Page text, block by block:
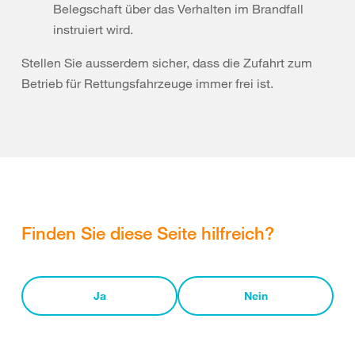
Belegschaft über das Verhalten im Brandfall
instruiert wird.
Stellen Sie ausserdem sicher, dass die Zufahrt zum
Betrieb für Rettungsfahrzeuge immer frei ist.
Finden Sie diese Seite hilfreich?
Ja Nein